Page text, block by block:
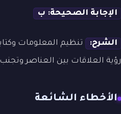
الإجابة الصحيحة: ب
الشرح: تنظيم المعلومات
رؤية العلاقات بين العناصر
الأخطاء الشائعة